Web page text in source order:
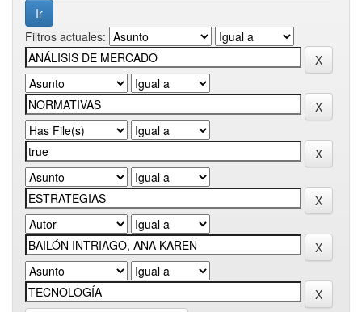
Filtros actuales: